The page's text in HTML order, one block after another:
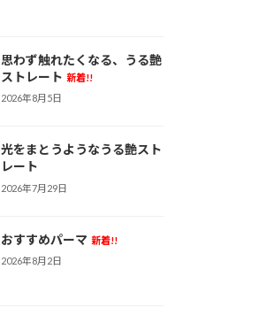
思わず触れたくなる、うる艶
ストレート 新着!!
2026年8月5日
光をまとうようなうる艶スト
レート
2026年7月29日
おすすめパーマ 新着!!
2026年8月2日